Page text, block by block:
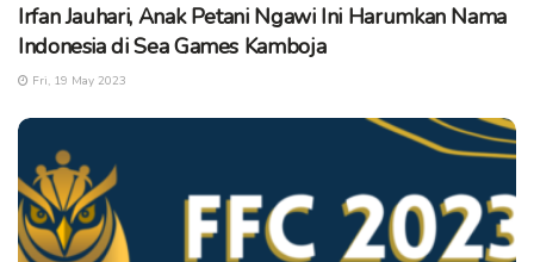
Irfan Jauhari, Anak Petani Ngawi Ini Harumkan Nama
Indonesia di Sea Games Kamboja
Fri, 19 May 2023